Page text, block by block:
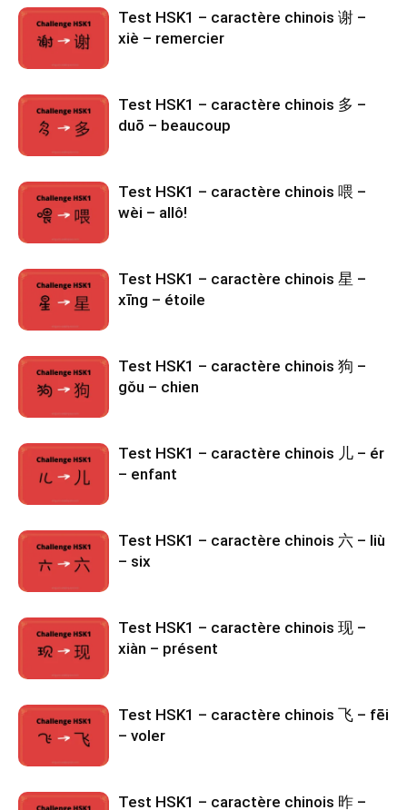
Test HSK1 – caractère chinois 谢 –
xiè – remercier
Test HSK1 – caractère chinois 多 –
duō – beaucoup
Test HSK1 – caractère chinois 喂 –
wèi – allô!
Test HSK1 – caractère chinois 星 –
xīng – étoile
Test HSK1 – caractère chinois 狗 –
gǒu – chien
Test HSK1 – caractère chinois 儿 – ér
– enfant
Test HSK1 – caractère chinois 六 – liù
– six
Test HSK1 – caractère chinois 现 –
xiàn – présent
Test HSK1 – caractère chinois 飞 – fēi
– voler
Test HSK1 – caractère chinois 昨 –